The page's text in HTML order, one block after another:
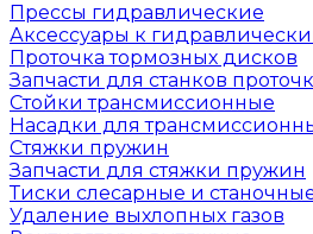
Прессы гидравлические
Аксессуары к
Проточка тормозных дисков
Запчасти для станков
Стойки трансмиссионные
Насадки для
Стяжки пружин
Запчасти для стяжки пружин
Тиски слесарные и
Удаление выхлопных газов